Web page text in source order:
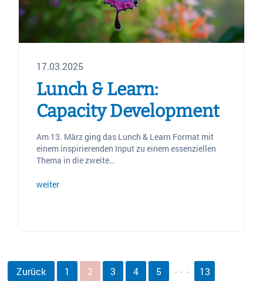
17.03.2025
Lunch & Learn:
Capacity Development
Am 13. März ging das Lunch & Learn Format mit
einem inspirierenden Input zu einem essenziellen
Thema in die zweite…
weiter
Zurück 1 2 3 4 5
13